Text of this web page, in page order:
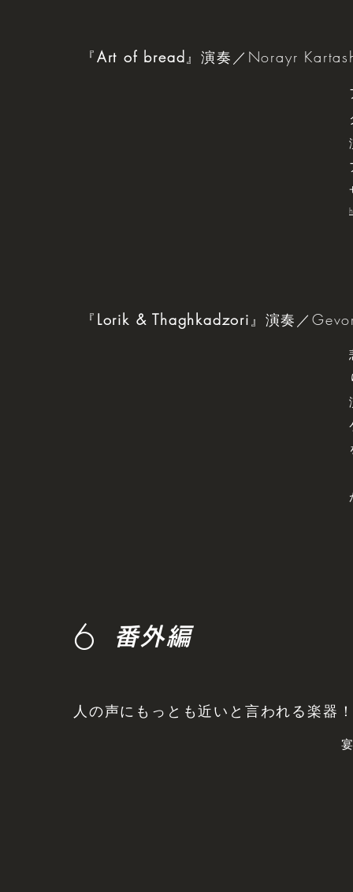
『Art of bread』演奏／Norayr
『 Lorik & Thaghkadzori』演奏／
6 番外編
人の声にもっとも近いと言われる楽器